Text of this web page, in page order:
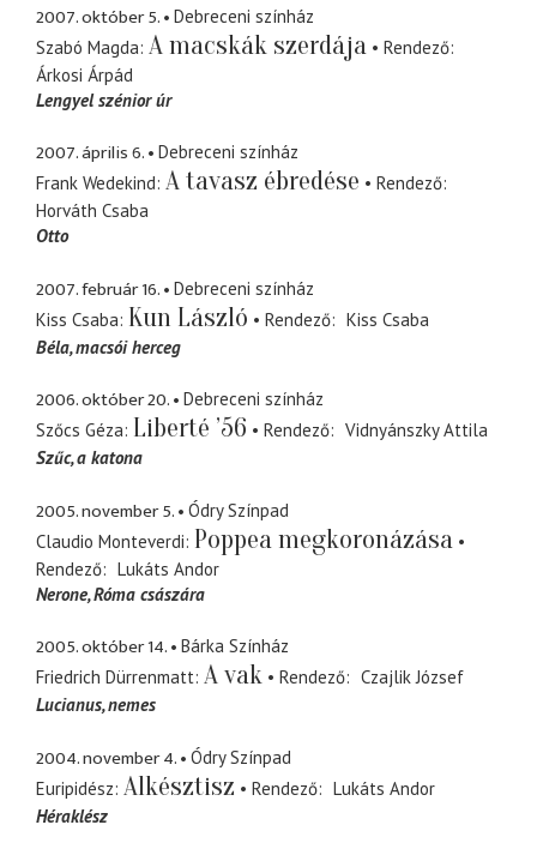
2007. október 5.
Debreceni színház
Szabó Magda A macskák szerdája
Rendező
Árkosi Árpád
Lengyel szénior úr
2007. április 6.
Debreceni színház
Frank Wedekind A tavasz ébredése
Rendező
Horváth Csaba
Otto
2007. február 16.
Debreceni színház
Kiss Csaba Kun László Rendező
Kiss Csaba
Béla macsói herceg
2006. október 20.
Debreceni színház
Szőcs Géza Liberté ’56 Rendező
Vidnyánszky Attila
Szűc a katona
2005. november 5.
Ódry Színpad
Claudio Monteverdi Poppea megkoronázása
Rendező
Lukáts Andor
Nerone Róma császára
2005. október 14.
Bárka Színház
Friedrich Dürrenmatt A vak Rendező
Czajlik József
Lucianus nemes
2004. november 4.
Ódry Színpad
Euripidész Alkésztisz Rendező
Lukáts Andor
Héraklész